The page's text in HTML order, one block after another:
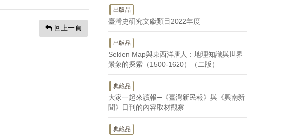
回上一頁
出版品
臺灣史研究文獻類目2022年度
出版品
Selden Map與東西洋唐人：地理知識與世界
景象的探索（1500-1620）（二版）
典藏品
大家一起來讀報─《臺灣新民報》與《興南新
聞》日刊的內容取材觀察
典藏品